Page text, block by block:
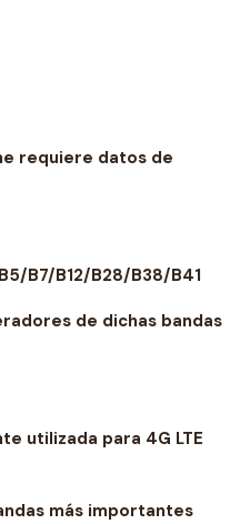
requiere datos de
B7/B12/B28/B38/B41
de dichas bandas
utilizada para 4G LTE
más importantes